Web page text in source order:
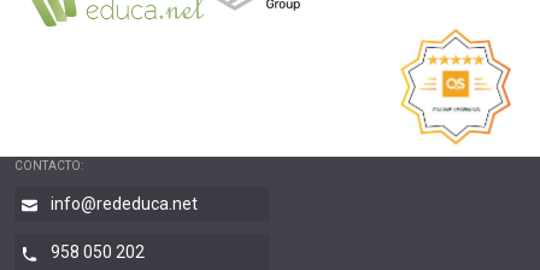
CONTACTO:
info@rededuca.net
958 050 202